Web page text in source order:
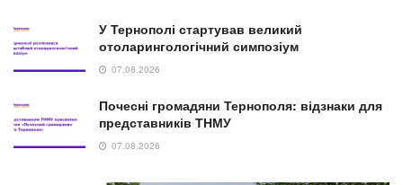
У Тернополі стартував великий
отоларингологічний симпозіум
07.08.2026
Почесні громадяни Тернополя: відзнаки для
представників ТНМУ
07.08.2026